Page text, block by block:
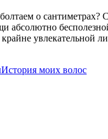
о сантиметрах?
абсолютно
увлекательной
История моих волос